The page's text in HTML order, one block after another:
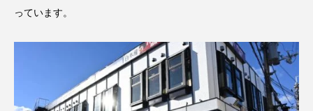
っています。